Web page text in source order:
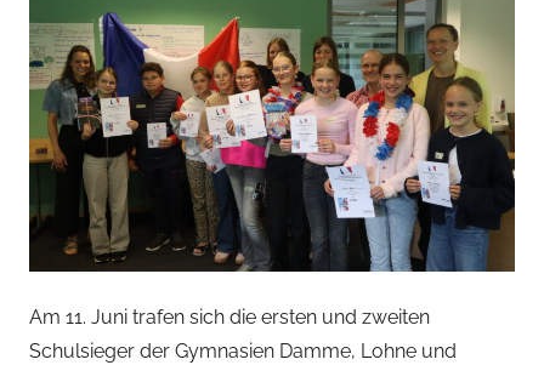
i
n
e
B
e
Am 11. Juni trafen sich die ersten und zweiten
Schulsieger der Gymnasien Damme, Lohne und